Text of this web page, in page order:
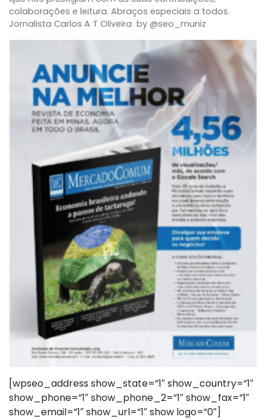
colaborações e leitura. Abraços especiais a todos.
Jornalista Carlos A T Oliveira by @seo_muniz
[wpseo_address show_state=”1″ show_country=”1″
show_phone=”1″ show_phone_2=”1″ show_fax=”1″
show_email=”1″ show_url=”1″ show logo=”0″]